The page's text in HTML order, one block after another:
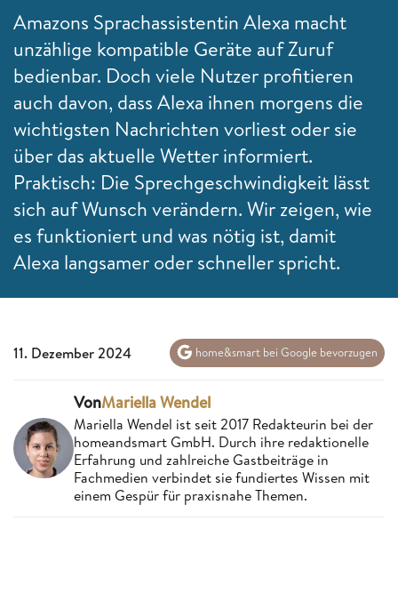
Amazons Sprachassistentin Alexa macht
unzählige kompatible Geräte auf Zuruf
bedienbar. Doch viele Nutzer profitieren
auch davon, dass Alexa ihnen morgens die
wichtigsten Nachrichten vorliest oder sie
über das aktuelle Wetter informiert.
Praktisch: Die Sprechgeschwindigkeit lässt
sich auf Wunsch verändern. Wir zeigen, wie
es funktioniert und was nötig ist, damit
Alexa langsamer oder schneller spricht.
11. Dezember 2024 home&smart bei Google bevorzugen
VonMariella Wendel
Mariella Wendel ist seit 2017 Redakteurin bei der
homeandsmart GmbH. Durch ihre redaktionelle
Erfahrung und zahlreiche Gastbeiträge in
Fachmedien verbindet sie fundiertes Wissen mit
einem Gespür für praxisnahe Themen.